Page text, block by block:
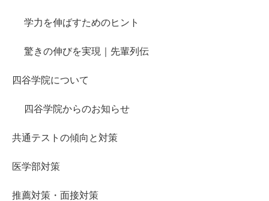
学力を伸ばすためのヒント
驚きの伸びを実現｜先輩列伝
四谷学院について
四谷学院からのお知らせ
共通テストの傾向と対策
医学部対策
推薦対策・面接対策